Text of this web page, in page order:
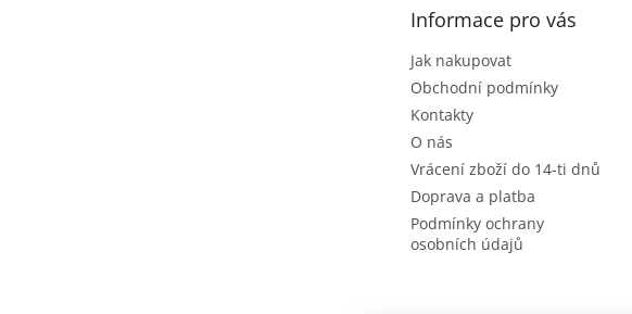
Informace pro vás
Jak nakupovat
Obchodní podmínky
Kontakty
O nás
Vrácení zboží do 14-ti dnů
Doprava a platba
Podmínky ochrany
osobních údajů